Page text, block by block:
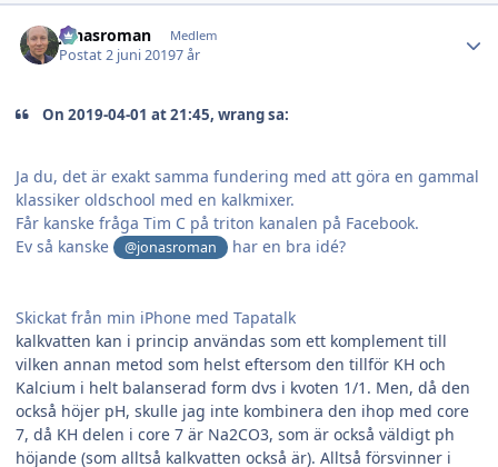
jonasroman Medlem
Postat2 juni 20197 år
On 2019-04-01 at 21:45, wrang sa:
Ja du, det är exakt samma fundering med att göra en gammal
klassiker oldschool med en kalkmixer.
Får kanske fråga Tim C på triton kanalen på Facebook.
Ev så kanske
@jonasroman har en bra idé?
Skickat från min iPhone med Tapatalk
kalkvatten kan i princip användas som ett komplement till
vilken annan metod som helst eftersom den tillför KH och
Kalcium i helt balanserad form dvs i kvoten 1/1. Men, då den
också höjer pH, skulle jag inte kombinera den ihop med core
7, då KH delen i core 7 är Na2CO3, som är också väldigt ph
höjande (som alltså kalkvatten också är). Alltså försvinner i